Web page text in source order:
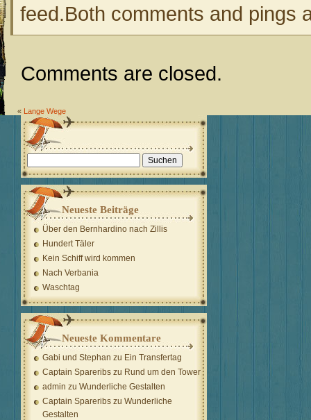
feed.Both comments and pings
Comments are closed.
« Lange Wege
Suchen
nach:
Neueste Beiträge
Über den Bernhardino nach Zillis
Hundert Täler
Kein Schiff wird kommen
Nach Verbania
Waschtag
Neueste Kommentare
Gabi und Stephan zu Ein Transfertag
Captain Spareribs zu Rund um den Tower
admin zu Wunderliche Gestalten
Captain Spareribs zu Wunderliche
Gestalten